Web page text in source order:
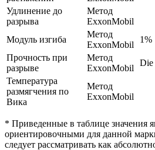
Удлинение до
разрыва
Метод
ExxonMobil
Модуль изгиба
Метод
ExxonMobil
1%
Прочность при
разрыве
Метод
ExxonMobil
Die
Температура
размягчения по
Вика
Метод
ExxonMobil
* Приведенные в таблице значения
ориентировочными для данной
следует рассматривать как